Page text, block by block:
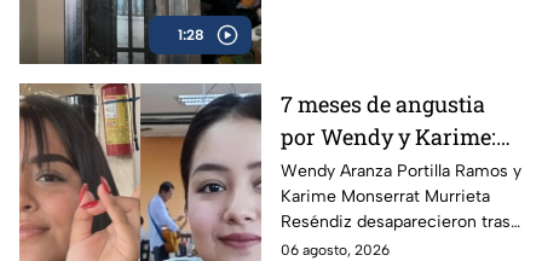
1:28
7 meses de angustia
por Wendy y Karime:
desaparecieron tras
acudir a funeral de
reportero en Veracruz
Wendy Aranza Portilla Ramos y
Karime Monserrat Murrieta
Reséndiz desaparecieron tras
asistir al funeral del reportero
06 agosto, 2026